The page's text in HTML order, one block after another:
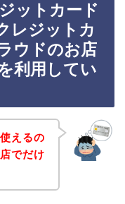
ットカード
レジットカ
ウドのお店
利用してい
えるの
でだけ